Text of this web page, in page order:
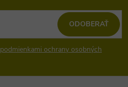
podmienkami ochrany osobných
ODOBERAŤ